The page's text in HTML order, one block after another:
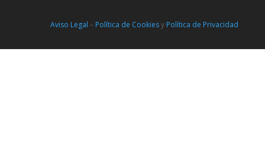
Aviso Legal – Política de Cookiesy Política de Privacidad